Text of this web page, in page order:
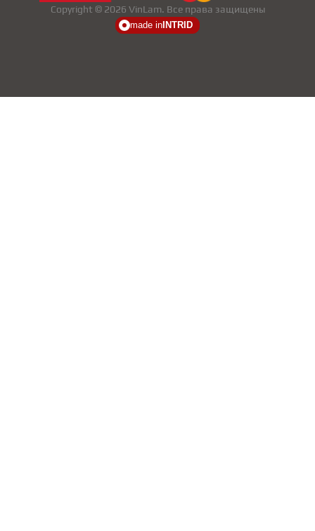
Copyright © 2026 VinLam. Все права защищены
made in INTRID